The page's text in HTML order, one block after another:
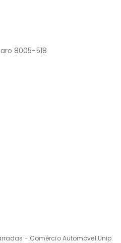
8005-518
- Comércio Automóvel Unip.